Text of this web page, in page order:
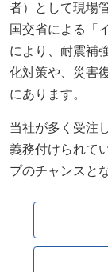
者）として現場
国交省による「
により、耐震補
化対策や、災害
にあります。
当社が多く受注
義務付けられて
プのチャンスと